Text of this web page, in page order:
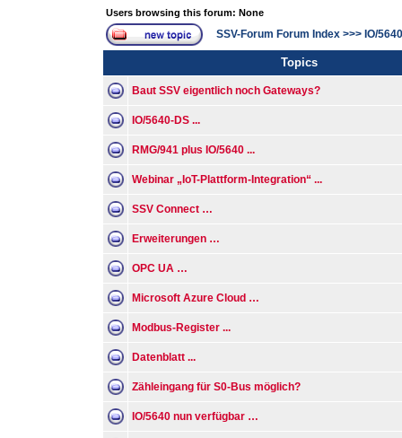
Users browsing this forum: None
SSV-Forum Forum Index >>> IO/5640
Topics
Baut SSV eigentlich noch Gateways?
IO/5640-DS ...
RMG/941 plus IO/5640 ...
Webinar „IoT-Plattform-Integration“ ...
SSV Connect …
Erweiterungen …
OPC UA …
Microsoft Azure Cloud …
Modbus-Register ...
Datenblatt ...
Zähleingang für S0-Bus möglich?
IO/5640 nun verfügbar …